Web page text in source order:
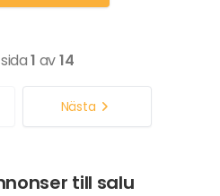
1 av14
Nästa
till salu